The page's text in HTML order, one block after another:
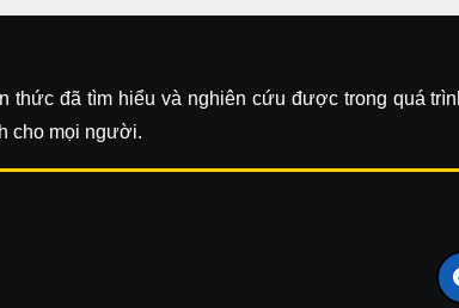
thức đã tìm hiểu và nghiên cứu được trong quá
cho mọi người.